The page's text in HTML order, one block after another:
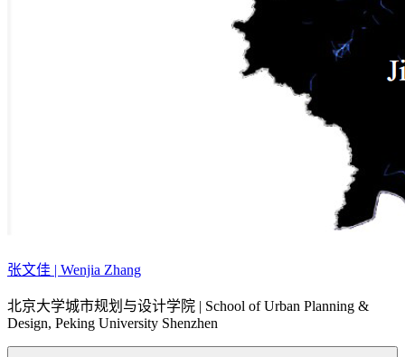
张文佳 | Wenjia Zhang
北京大学城市规划与设计学院 | School of Urban Planning &
Design, Peking University Shenzhen